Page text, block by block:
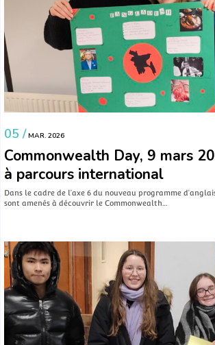
05 / MAR. 2026
Commonwealth Day, 9 mars
à parcours international
Dans le cadre de l’axe 6 du nouveau programme
sont amenés à découvrir le Commonwealth…